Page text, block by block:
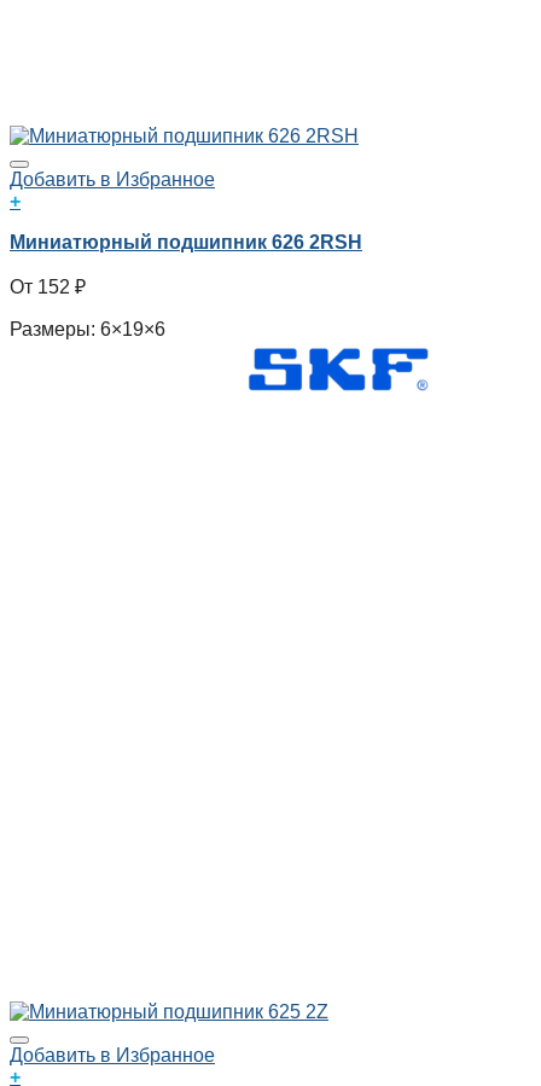
Добавить в Избранное
+
Миниатюрный подшипник 626 2RSH
152 ₽
Размеры: 6×19×6
Добавить в Избранное
+